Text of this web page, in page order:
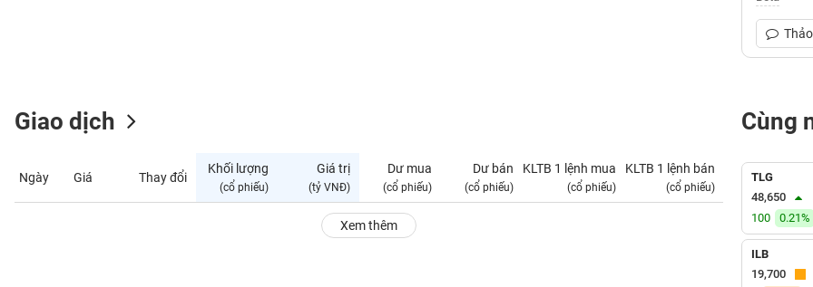
Giao dịch
Ngày Giá Thay đổi
Khối lượng
(cổ phiếu)
Giá trị
(tỷ VNĐ)
Dư mua
(cổ phiếu)
Dư bán
(cổ phiếu)
KLTB 1 lệnh mua
(cổ phiếu)
KLTB 1 lệnh bán
(cổ phiếu)
Xem thêm
Cùng
TLG
48,650
100
0.21%
ILB
19,700
CÁ
NHÂN